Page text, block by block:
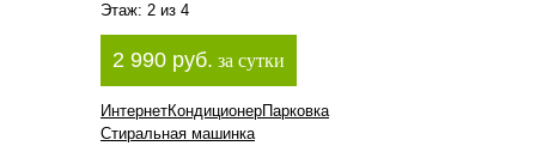
Этаж: 2 из 4
2 990 руб. за сутки
ИнтернетКондиционерПарковка
Стиральная машинка